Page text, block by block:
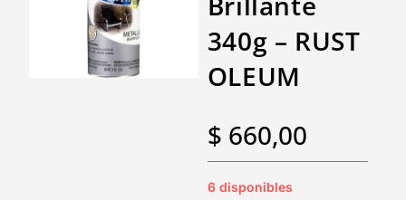
340g – RUST
OLEUM
$ 660,00
6 disponibles